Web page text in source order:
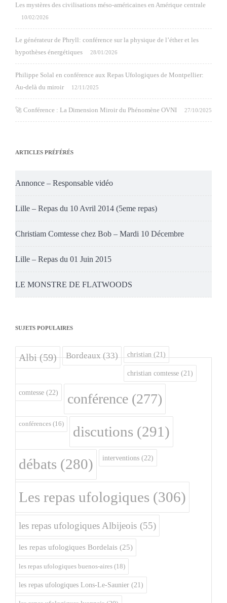
Les mystères des civilisations méso-américaines en Amérique centrale
10/02/2026
Le générateur de Phryll: conférence sur la physique de l’éther et les
hypothèses énergétiques
28/01/2026
Philippe Solal en conférence aux Repas Ufologiques de Montpellier:
Au-delà du miroir
12/11/2025
🚀 Conférence : La Dimension Miroir du Phénomène OVNI 27/10/2025
ARTICLES PRÉFÉRÉS
Annonce – Responsable vidéo
Lille – Repas du 10 Avril 2014 (5eme repas)
Christiam Comtesse chez Bob – Mardi 10 Décembre
Lille – Repas du 01 Juin 2015
LE MONSTRE DE FLATWOODS
SUJETS POPULAIRES
Albi(59) Bordeaux(33) christian (21)
christian comtesse (21)
comtesse (22) conférence (277)
conférences (16) discutions (291)
débats (280) interventions (22)
Les repas ufologiques (306)
les repas ufologiques Albijeois (55)
les repas ufologiques Bordelais (25)
les repas ufologiques buenos-aires (18)
les repas ufologiques Lons-Le-Saunier (21)